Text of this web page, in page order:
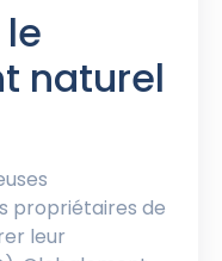
naturel
propriétaires de
leur